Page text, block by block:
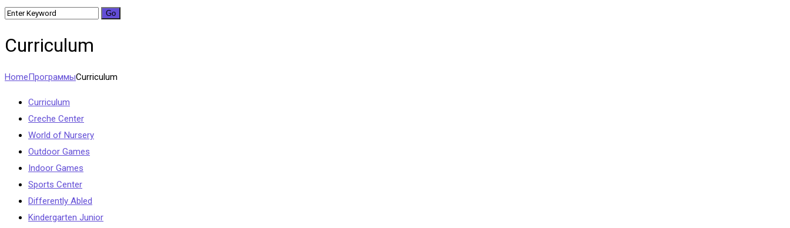
Curriculum
HomeПрограммыCurriculum
Curriculum
Creche Center
World of Nursery
Outdoor Games
Indoor Games
Sports Center
Differently Abled
Kindergarten Junior